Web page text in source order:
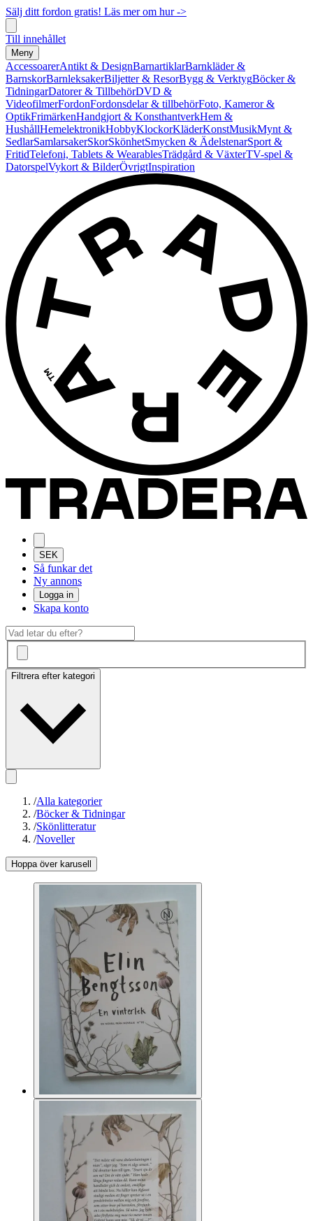
Sälj ditt fordon gratis! Läs mer om hur ->
Till innehållet
Meny
AccessoarerAntikt & DesignBarnartiklarBarnkläder &
BarnskorBarnleksakerBiljetter & ResorBygg & VerktygBöcker &
TidningarDatorer & TillbehörDVD &
VideofilmerFordonFordonsdelar & tillbehörFoto, Kameror &
OptikFrimärkenHandgjort & KonsthantverkHem &
HushållHemelektronikHobbyKlockorKläderKonstMusikMynt &
SedlarSamlarsakerSkorSkönhetSmycken & ÄdelstenarSport &
FritidTelefoni, Tablets & WearablesTrädgård & VäxterTV-spel &
DatorspelVykort & BilderÖvrigtInspiration
SEK
Så funkar det
Ny annons
Logga in
Skapa konto
Filtrera efter kategori
/Alla kategorier
/Böcker & Tidningar
/Skönlitteratur
/Noveller
Hoppa över karusell